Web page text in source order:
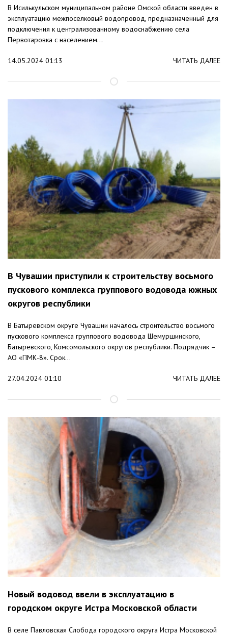
В Исилькульском муниципальном районе Омской области введен в
эксплуатацию межпоселковый водопровод, предназначенный для
подключения к централизованному водоснабжению села
Первотаровка с населением...
14.05.2024 01:13 ЧИТАТЬ ДАЛЕЕ
В Чувашии приступили к строительству восьмого
пускового комплекса группового водовода южных
округов республики
В Батыревском округе Чувашии началось строительство восьмого
пускового комплекса группового водовода Шемуршинского,
Батыревского, Комсомольского округов республики. Подрядчик –
АО «ПМК-8». Срок...
27.04.2024 01:10 ЧИТАТЬ ДАЛЕЕ
Новый водовод ввели в эксплуатацию в
городском округе Истра Московской области
В селе Павловская Слобода городского округа Истра Московской